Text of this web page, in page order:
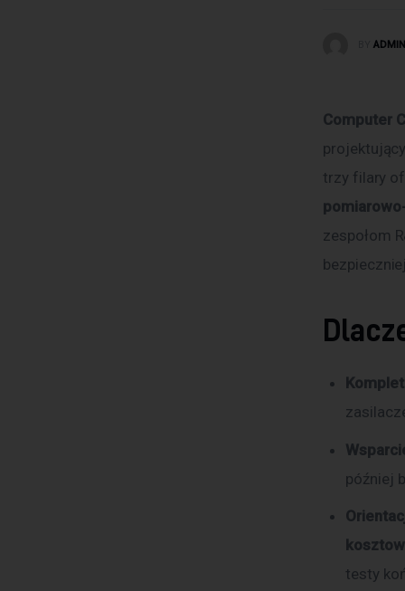
ADMIN
Computer
trzy filary
zespołom
bezpieczniej.
później
testy